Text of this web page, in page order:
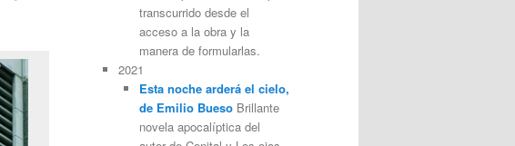
transcurrido desde el
acceso a la obra y la
manera de formularlas.
2021
Esta noche arderá el cielo,
de Emilio BuesoBrillante
novela apocalíptica del